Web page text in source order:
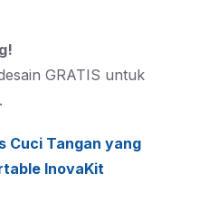
GRATIS untuk
Cuci Tangan yang
InovaKit